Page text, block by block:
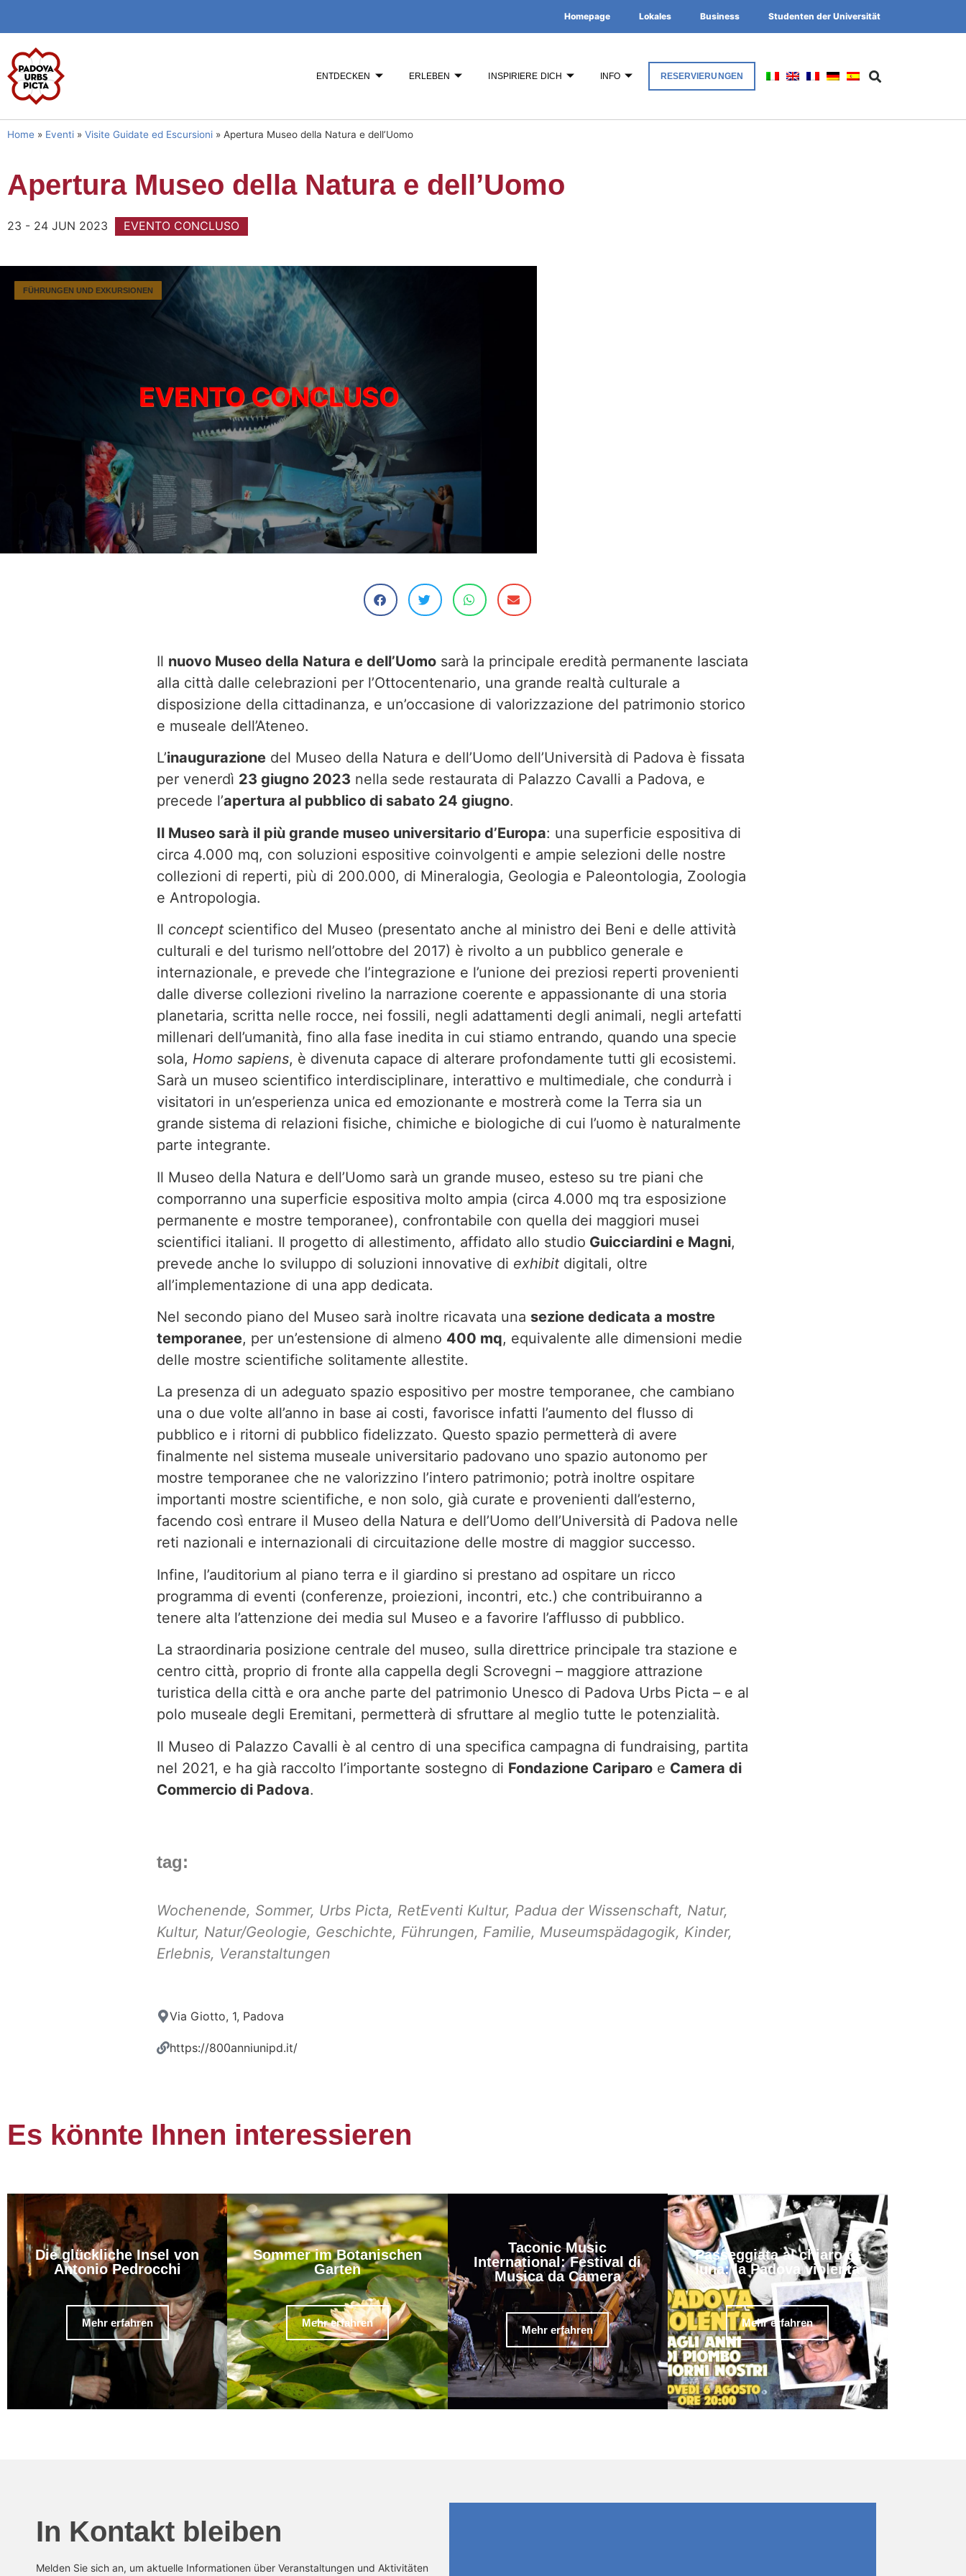
Homepage Lokales Business Studenten der Universität
ENTDECKEN ERLEBEN INSPIRIERE DICH INFO RESERVIERUNGEN
Home » Eventi » Visite Guidate ed Escursioni » Apertura Museo della Natura e dell’Uomo
Apertura Museo della Natura e dell’Uomo
23 - 24 JUN 2023 EVENTO CONCLUSO
FÜHRUNGEN UND EXKURSIONEN
Il nuovo Museo della Natura e dell’Uomo sarà la principale eredità permanente lasciata
alla città dalle celebrazioni per l’Ottocentenario, una grande realtà culturale a
disposizione della cittadinanza, e un’occasione di valorizzazione del patrimonio storico
e museale dell’Ateneo.
L’inaugurazione del Museo della Natura e dell’Uomo dell’Università di Padova è fissata
per venerdì 23 giugno 2023 nella sede restaurata di Palazzo Cavalli a Padova, e
precede l’apertura al pubblico di sabato 24 giugno.
Il Museo sarà il più grande museo universitario d’Europa: una superficie espositiva di
circa 4.000 mq, con soluzioni espositive coinvolgenti e ampie selezioni delle nostre
collezioni di reperti, più di 200.000, di Mineralogia, Geologia e Paleontologia, Zoologia
e Antropologia.
Il concept scientifico del Museo (presentato anche al ministro dei Beni e delle attività
culturali e del turismo nell’ottobre del 2017) è rivolto a un pubblico generale e
internazionale, e prevede che l’integrazione e l’unione dei preziosi reperti provenienti
dalle diverse collezioni rivelino la narrazione coerente e appassionante di una storia
planetaria, scritta nelle rocce, nei fossili, negli adattamenti degli animali, negli artefatti
millenari dell’umanità, fino alla fase inedita in cui stiamo entrando, quando una specie
sola, Homo sapiens, è divenuta capace di alterare profondamente tutti gli ecosistemi.
Sarà un museo scientifico interdisciplinare, interattivo e multimediale, che condurrà i
visitatori in un’esperienza unica ed emozionante e mostrerà come la Terra sia un
grande sistema di relazioni fisiche, chimiche e biologiche di cui l’uomo è naturalmente
parte integrante.
Il Museo della Natura e dell’Uomo sarà un grande museo, esteso su tre piani che
comporranno una superficie espositiva molto ampia (circa 4.000 mq tra esposizione
permanente e mostre temporanee), confrontabile con quella dei maggiori musei
scientifici italiani. Il progetto di allestimento, affidato allo studio Guicciardini e Magni,
prevede anche lo sviluppo di soluzioni innovative di exhibit digitali, oltre
all’implementazione di una app dedicata.
Nel secondo piano del Museo sarà inoltre ricavata una sezione dedicata a mostre
temporanee, per un’estensione di almeno 400 mq, equivalente alle dimensioni medie
delle mostre scientifiche solitamente allestite.
La presenza di un adeguato spazio espositivo per mostre temporanee, che cambiano
una o due volte all’anno in base ai costi, favorisce infatti l’aumento del flusso di
pubblico e i ritorni di pubblico fidelizzato. Questo spazio permetterà di avere
finalmente nel sistema museale universitario padovano uno spazio autonomo per
mostre temporanee che ne valorizzino l’intero patrimonio; potrà inoltre ospitare
importanti mostre scientifiche, e non solo, già curate e provenienti dall’esterno,
facendo così entrare il Museo della Natura e dell’Uomo dell’Università di Padova nelle
reti nazionali e internazionali di circuitazione delle mostre di maggior successo.
Infine, l’auditorium al piano terra e il giardino si prestano ad ospitare un ricco
programma di eventi (conferenze, proiezioni, incontri, etc.) che contribuiranno a
tenere alta l’attenzione dei media sul Museo e a favorire l’afflusso di pubblico.
La straordinaria posizione centrale del museo, sulla direttrice principale tra stazione e
centro città, proprio di fronte alla cappella degli Scrovegni – maggiore attrazione
turistica della città e ora anche parte del patrimonio Unesco di Padova Urbs Picta – e al
polo museale degli Eremitani, permetterà di sfruttare al meglio tutte le potenzialità.
Il Museo di Palazzo Cavalli è al centro di una specifica campagna di fundraising, partita
nel 2021, e ha già raccolto l’importante sostegno di Fondazione Cariparo e Camera di
Commercio di Padova.
tag:
Wochenende, Sommer, Urbs Picta, RetEventi Kultur, Padua der Wissenschaft, Natur,
Kultur, Natur/Geologie, Geschichte, Führungen, Familie, Museumspädagogik, Kinder,
Erlebnis, Veranstaltungen
Via Giotto, 1, Padova
https://800anniunipd.it/
Es könnte Ihnen interessieren
Die glückliche Insel von
Antonio Pedrocchi
Mehr erfahren
Sommer im Botanischen
Garten
Mehr erfahren
Taconic Music
International: Festival di
Musica da Camera
Mehr erfahren
Passeggiata al chiaro di
luna: la Padova violenta
Mehr erfahren
In Kontakt bleiben
Melden Sie sich an, um aktuelle Informationen über Veranstaltungen und Aktivitäten